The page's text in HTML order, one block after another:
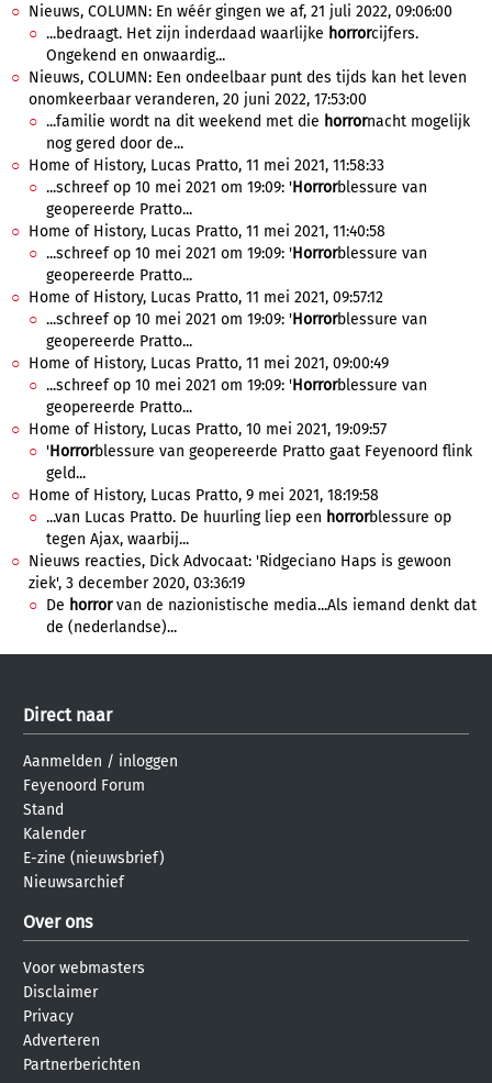
Nieuws, COLUMN: En wéér gingen we af, 21 juli 2022, 09:06:00
...bedraagt. Het zijn inderdaad waarlijke horrorcijfers.
Ongekend en onwaardig...
Nieuws, COLUMN: Een ondeelbaar punt des tijds kan het leven
onomkeerbaar veranderen, 20 juni 2022, 17:53:00
...familie wordt na dit weekend met die horrornacht mogelijk
nog gered door de...
Home of History, Lucas Pratto, 11 mei 2021, 11:58:33
...schreef op 10 mei 2021 om 19:09: 'Horrorblessure van
geopereerde Pratto...
Home of History, Lucas Pratto, 11 mei 2021, 11:40:58
...schreef op 10 mei 2021 om 19:09: 'Horrorblessure van
geopereerde Pratto...
Home of History, Lucas Pratto, 11 mei 2021, 09:57:12
...schreef op 10 mei 2021 om 19:09: 'Horrorblessure van
geopereerde Pratto...
Home of History, Lucas Pratto, 11 mei 2021, 09:00:49
...schreef op 10 mei 2021 om 19:09: 'Horrorblessure van
geopereerde Pratto...
Home of History, Lucas Pratto, 10 mei 2021, 19:09:57
'Horrorblessure van geopereerde Pratto gaat Feyenoord flink
geld...
Home of History, Lucas Pratto, 9 mei 2021, 18:19:58
...van Lucas Pratto. De huurling liep een horrorblessure op
tegen Ajax, waarbij...
Nieuws reacties, Dick Advocaat: 'Ridgeciano Haps is gewoon
ziek', 3 december 2020, 03:36:19
De horrorvan de nazionistische media...Als iemand denkt dat
de (nederlandse)...
Direct naar
Aanmelden / inloggen
Feyenoord Forum
Stand
Kalender
E-zine (nieuwsbrief)
Nieuwsarchief
Over ons
Voor webmasters
Disclaimer
Privacy
Adverteren
Partnerberichten